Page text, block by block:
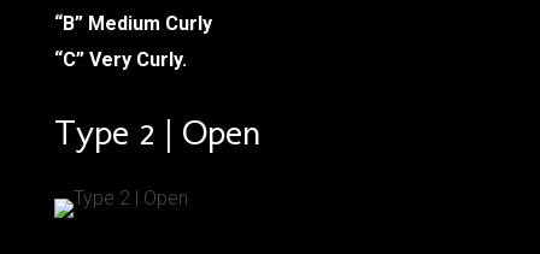
“B” Medium Curly
“C” Very Curly.
Type 2 | Open